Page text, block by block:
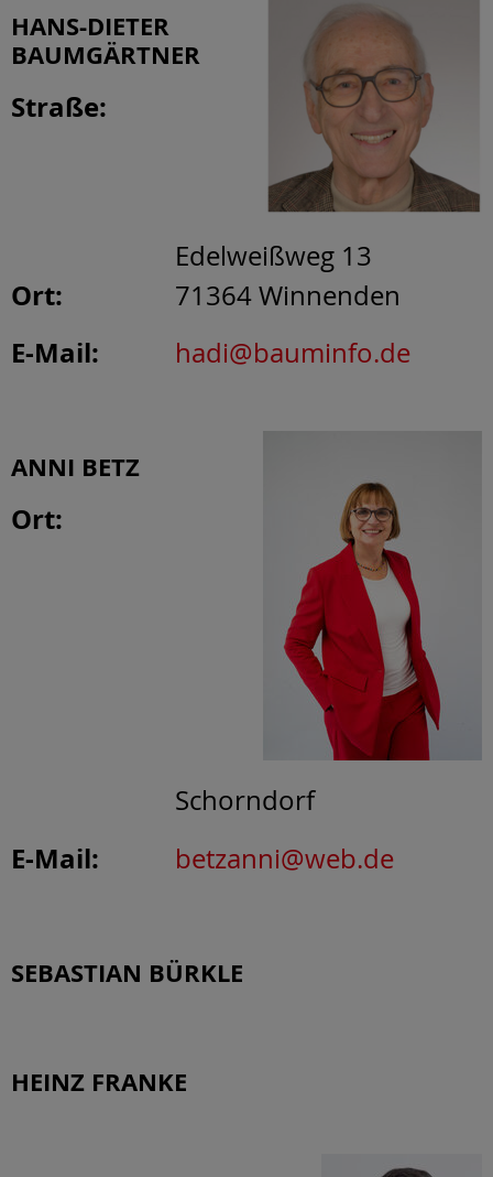
HANS-DIETER
BAUMGÄRTNER
Straße:
Edelweißweg 13
Ort: 71364Winnenden
E-Mail: hadi@bauminfo.de
ANNI BETZ
Ort:
Schorndorf
E-Mail: betzanni@web.de
SEBASTIAN BÜRKLE
HEINZ FRANKE